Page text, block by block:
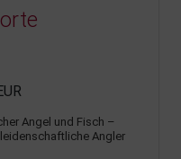
Angel und Fisch –
Angler